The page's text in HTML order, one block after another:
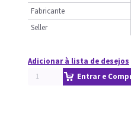
Fabricante
Seller
Adicionar à lista de desejos
Entrar e